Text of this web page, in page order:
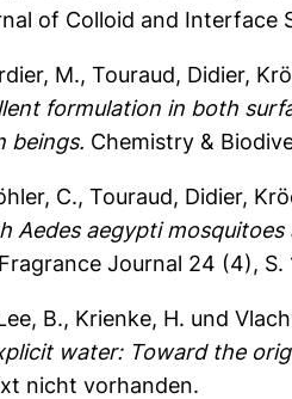
of Colloid and Interface
M., Touraud, Didier,
formulation in both
beings. Chemistry &
C., Touraud, Didier,
Aedes aegypti
Journal 24 (4),
B., Krienke, H. und
water: Toward the
nicht vorhanden.